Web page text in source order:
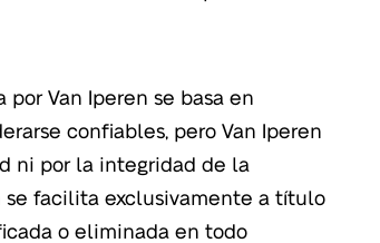
Van Iperen se basa en
confiables, pero Van Iperen
ni por la integridad de la
se facilita exclusivamente a título
o eliminada en todo